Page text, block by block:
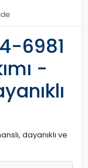
6981
-
dayanıklı ve